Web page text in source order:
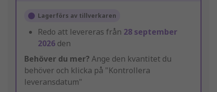
Lagerförs av tillverkaren
Redo att levereras från 28 september
2026 den
Behöver du mer? Ange den kvantitet du
behöver och klicka på "Kontrollera
leveransdatum"